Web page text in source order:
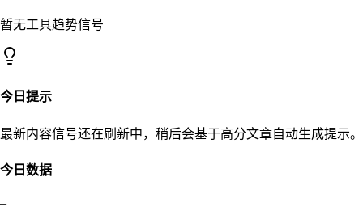
暂无工具趋势信号
今日提示
最新内容信号还在刷新中，稍后会基于高分文章自动生成提示。
今日数据
–